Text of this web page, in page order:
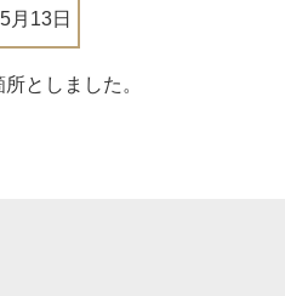
5月13日
としました。